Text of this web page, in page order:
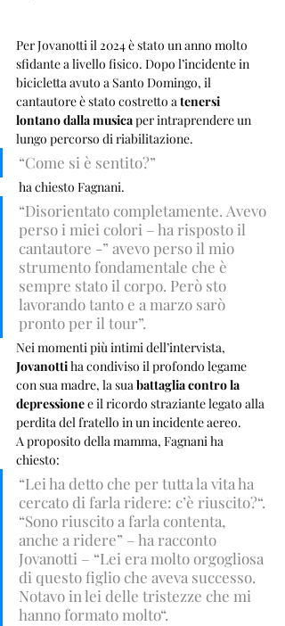
Per Jovanotti il 2024 è stato un anno molto
sfidante a livello fisico. Dopo l’incidente in
bicicletta avuto a Santo Domingo, il
cantautore è stato costretto a tenersi
lontano dalla musica per intraprendere un
lungo percorso di riabilitazione.
“Come si è sentito?”
ha chiesto Fagnani.
“Disorientato completamente. Avevo
perso i miei colori – ha risposto il
cantautore -” avevo perso il mio
strumento fondamentale che è
sempre stato il corpo. Però sto
lavorando tanto e a marzo sarò
pronto per il tour”.
Nei momenti più intimi dell’intervista,
Jovanotti ha condiviso il profondo legame
con sua madre, la sua battaglia contro la
depressione e il ricordo straziante legato alla
perdita del fratello in un incidente aereo.
A proposito della mamma, Fagnani ha
chiesto:
“Lei ha detto che per tutta la vita ha
cercato di farla ridere: c’è riuscito?“.
“Sono riuscito a farla contenta,
anche a ridere” – ha racconto
Jovanotti – “Lei era molto orgogliosa
di questo figlio che aveva successo.
Notavo in lei delle tristezze che mi
hanno formato molto“.